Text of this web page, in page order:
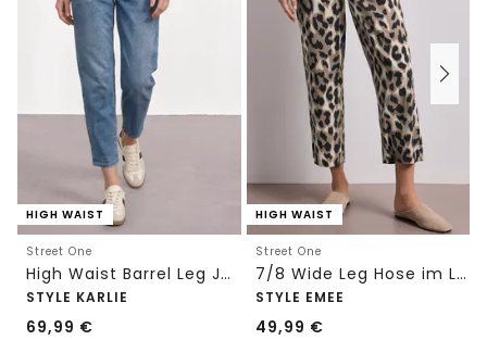
HIGH WAIST
Street One
High Waist Barrel Leg Jeans im Loose Fit
STYLE KARLIE
69,99 €
HIGH WAIST
Street One
7/8 Wide Leg Hose im Loose Fit mit Print
STYLE EMEE
49,99 €